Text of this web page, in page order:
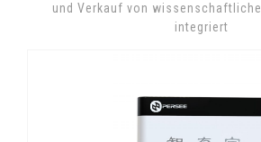
und Verkauf von
integriert